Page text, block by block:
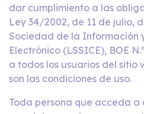
dar cumplimiento a las
Ley 34/2002, de 11 de julio,
Sociedad de la Información
Electrónico (LSSICE), BOE
a todos los usuarios del sitio
son las condiciones de uso.
Toda persona que acceda a